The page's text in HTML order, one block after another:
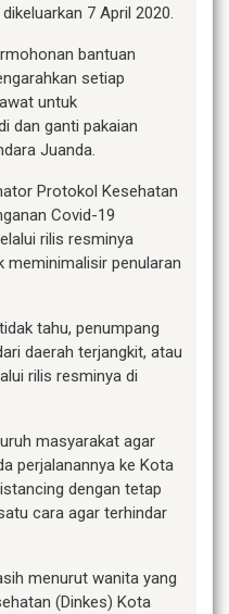
7 April 2020.
bantuan
setiap
untuk
dan ganti pakaian
Juanda.
Protokol Kesehatan
Covid-19
rilis resminya
meminimalisir penularan
tahu, penumpang
daerah terjangkit, atau
rilis resminya di
masyarakat agar
perjalanannya ke Kota
dengan tetap
cara agar terhindar
menurut wanita yang
(Dinkes) Kota